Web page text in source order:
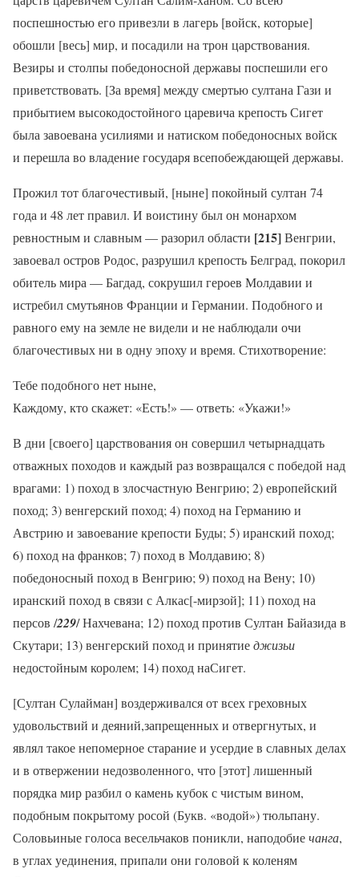
поспешностью его привезли в лагерь [войск, которые]
обошли [весь] мир, и посадили на трон царствования.
Везиры и столпы победоносной державы поспешили его
приветствовать. [За время] между смертью султана Гази и
прибытием высокодостойного царевича крепость Сигет
была завоевана усилиями и натиском победоносных войск
и перешла во владение государя всепобеждающей державы.
Прожил тот благочестивый, [ныне] покойный султан 74
года и 48 лет правил. И воистину был он монархом
ревностным и славным — разорил области [215]Венгрии,
завоевал остров Родос, разрушил крепость Белград, покорил
обитель мира — Багдад, сокрушил героев Молдавии и
истребил смутьянов Франции и Германии. Подобного и
равного ему на земле не видели и не наблюдали очи
благочестивых ни в одну эпоху и время. Стихотворение:
Тебе подобного нет ныне,
Каждому, кто скажет: «Есть!» — ответь: «Укажи!»
В дни [своего] царствования он совершил четырнадцать
отважных походов и каждый раз возвращался с победой над
врагами: 1) поход в злосчастную Венгрию; 2) европейский
поход; 3) венгерский поход; 4) поход на Германию и
Австрию и завоевание крепости Буды; 5) иранский поход;
6) поход на франков; 7) поход в Молдавию; 8)
победоносный поход в Венгрию; 9) поход на Вену; 10)
иранский поход в связи с Алкас[-мирзой]; 11) поход на
персов /229/ Нахчевана; 12) поход против Султан Байазида в
Скутари; 13) венгерский поход и принятиеджизьи
недостойным королем; 14) поход наСигет.
[Султан Сулайман] воздерживался от всех греховных
удовольствий и деяний,запрещенных и отвергнутых, и
являл такое непомерное старание и усердие в славных делах
и в отвержении недозволенного, что [этот] лишенный
порядка мир разбил о камень кубок с чистым вином,
подобным покрытому росой (Букв. «водой») тюльпану.
Соловьиные голоса весельчаков поникли, наподобиечанга,
в углах уединения, припали они головой к коленям